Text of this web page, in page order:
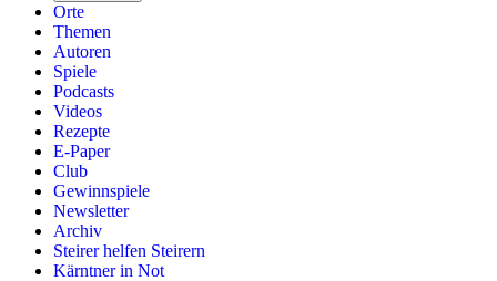
Orte
Themen
Autoren
Spiele
Podcasts
Videos
Rezepte
E-Paper
Club
Gewinnspiele
Newsletter
Archiv
Steirer helfen Steirern
Kärntner in Not